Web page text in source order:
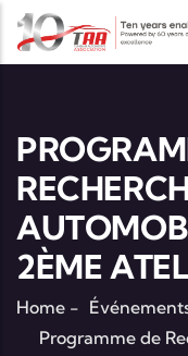
Aller au contenu
2ÈME
Home -
Programme de